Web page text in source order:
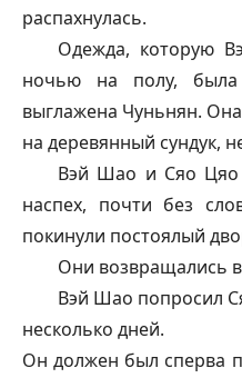
распахнулась.
Одежда, которую
ночью на полу,
выглажена Чуньнян.
на деревянный сундук,
Вэй Шао и Сяо Цяо
наспех, почти без
покинули постоялый
Они возвращались
Вэй Шао попросил
несколько дней.
Он должен был сперва